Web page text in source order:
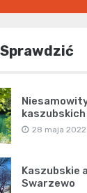
28 maja 2022
Kaszubskie
Swarzewo